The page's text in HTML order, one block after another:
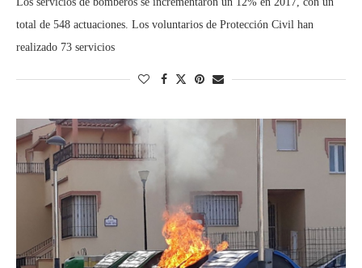
total de 548 actuaciones. Los voluntarios de Protección Civil han
realizado 73 servicios